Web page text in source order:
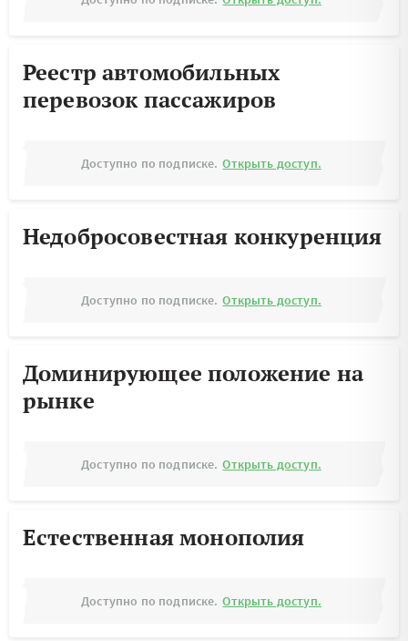
Реестр автомобильных
перевозок пассажиров
Доступно по подписке. Открыть доступ.
Недобросовестная конкуренция
Доступно по подписке. Открыть доступ.
Доминирующее положение на
рынке
Доступно по подписке. Открыть доступ.
Естественная монополия
Доступно по подписке. Открыть доступ.